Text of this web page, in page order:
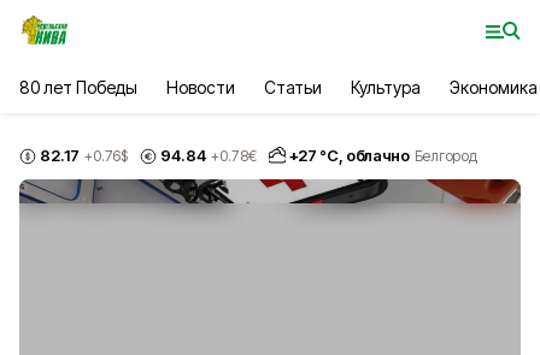
80 лет Победы Новости Статьи Культура Экономика
82.17 +0.76$ 94.84 +0.78€ +27 °С, облачно Белгород